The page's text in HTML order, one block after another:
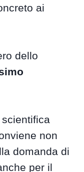
ai
dello
non
domanda di
per il